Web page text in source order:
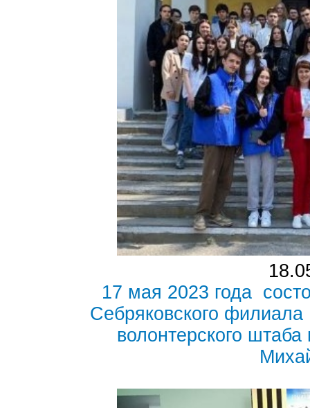
17 мая 2023 года
Себряковского
волонтерского штаба